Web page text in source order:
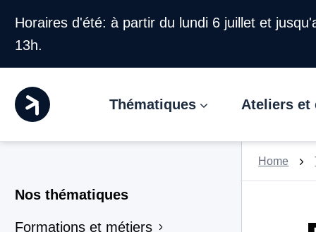
Horaires d'été: à partir du lundi 6 juillet et
13h.
Thématiques Ateliers et
Nos thématiques
Formations et métiers
Home